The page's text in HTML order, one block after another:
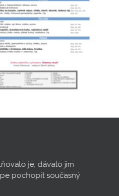
je, dávalo jim
pochopit současný